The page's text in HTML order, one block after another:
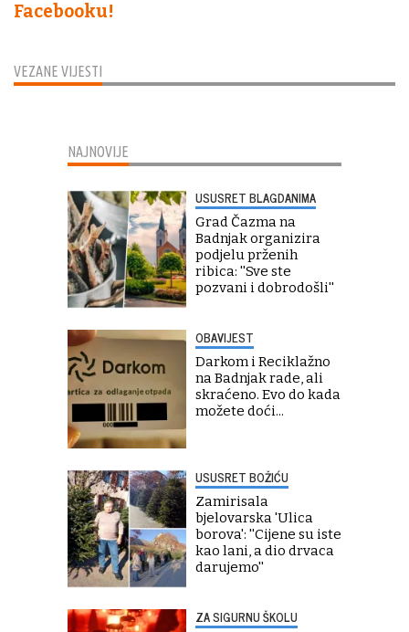
VEZANE VIJESTI
Facebooku!
NAJNOVIJE
USUSRET BLAGDANIMA
Grad Čazma na
Badnjak organizira
podjelu prženih
ribica: ''Sve ste
pozvani i dobrodošli''
OBAVIJEST
Darkom i Reciklažno
na Badnjak rade, ali
skraćeno. Evo do kada
možete doći...
USUSRET BOŽIĆU
Zamirisala
bjelovarska 'Ulica
borova': ''Cijene su iste
kao lani, a dio drvaca
darujemo''
ZA SIGURNU ŠKOLU